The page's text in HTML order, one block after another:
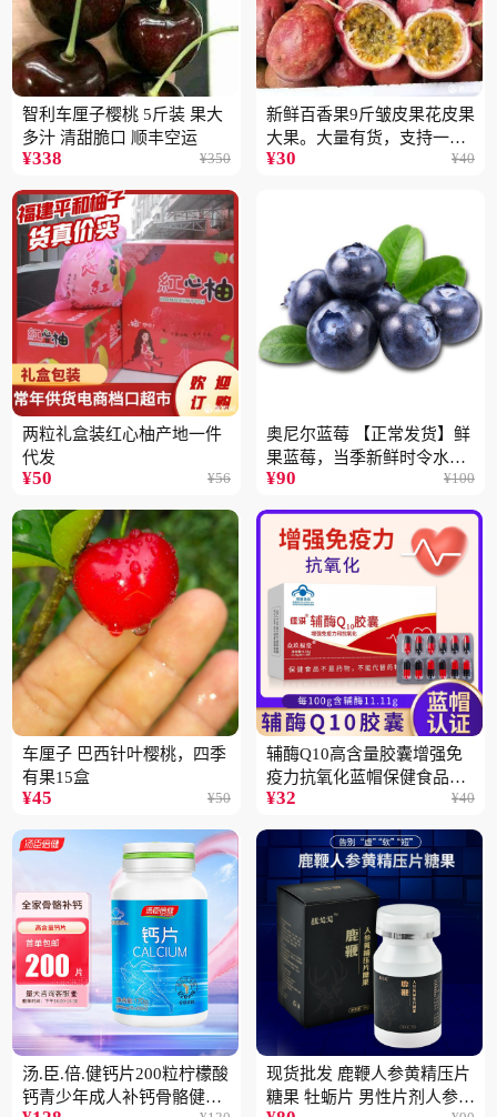
智利车厘子樱桃 5斤装 果大
多汁 清甜脆口 顺丰空运
¥338 ¥350
新鲜百香果9斤皱皮果花皮果
大果。大量有货，支持一件
代
¥30 ¥40
两粒礼盒装红心柚产地一件
代发
¥50 ¥56
奥尼尔蓝莓 【正常发货】鲜
果蓝莓，当季新鲜时令水果
顺丰包邮
¥90 ¥100
车厘子 巴西针叶樱桃，四季
有果15盒
¥45 ¥50
辅酶Q10高含量胶囊增强免
疫力抗氧化蓝帽保健食品批
发一件代发2盒
¥32 ¥40
汤.臣.倍.健钙片200粒柠檬酸
钙青少年成人补钙骨骼健康
现货批发 鹿鞭人参黄精压片
糖果 牡蛎片 男性片剂人参黄